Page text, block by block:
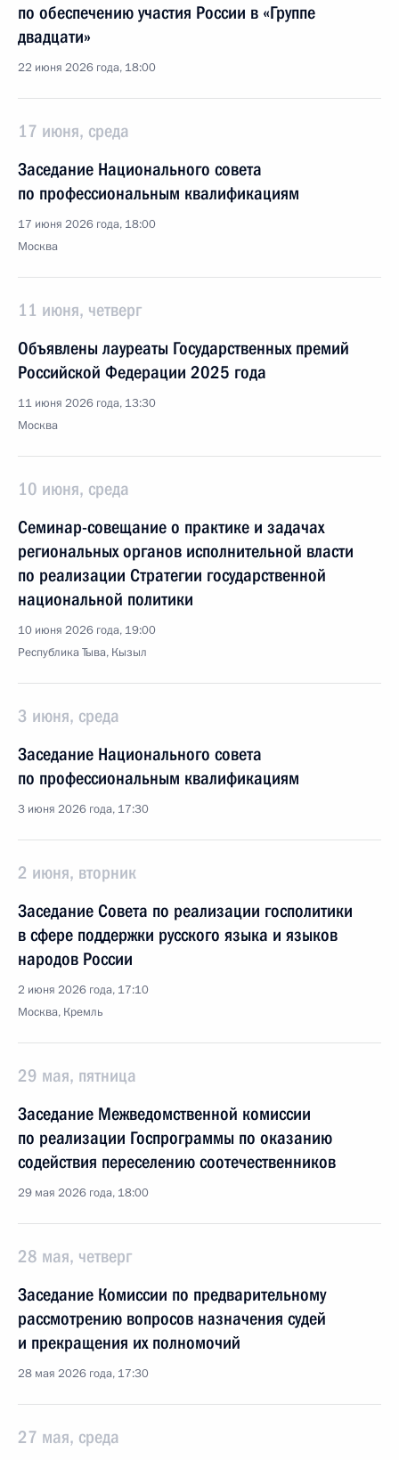
по обеспечению участия России в «Группе
двадцати»
22 июня 2026 года, 18:00
17 июня, среда
Заседание Национального совета
по профессиональным квалификациям
17 июня 2026 года, 18:00
Москва
11 июня, четверг
Объявлены лауреаты Государственных премий
Российской Федерации 2025 года
11 июня 2026 года, 13:30
Москва
10 июня, среда
Семинар-совещание о практике и задачах
региональных органов исполнительной власти
по реализации Стратегии государственной
национальной политики
10 июня 2026 года, 19:00
Республика Тыва, Кызыл
3 июня, среда
Заседание Национального совета
по профессиональным квалификациям
3 июня 2026 года, 17:30
2 июня, вторник
Заседание Совета по реализации госполитики
в сфере поддержки русского языка и языков
народов России
2 июня 2026 года, 17:10
Москва, Кремль
29 мая, пятница
Заседание Межведомственной комиссии
по реализации Госпрограммы по оказанию
содействия переселению соотечественников
29 мая 2026 года, 18:00
28 мая, четверг
Заседание Комиссии по предварительному
рассмотрению вопросов назначения судей
и прекращения их полномочий
28 мая 2026 года, 17:30
27 мая, среда